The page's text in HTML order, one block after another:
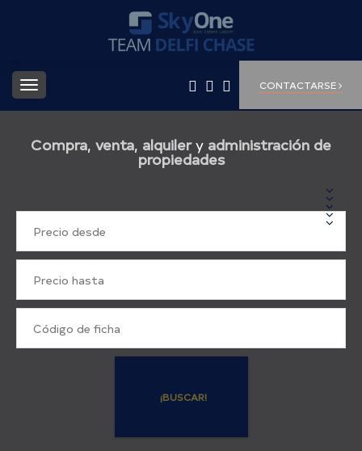
CONTACTARSE
Toggle
navigation
Compra, venta, alquilery administración de
propiedades
¡BUSCAR!